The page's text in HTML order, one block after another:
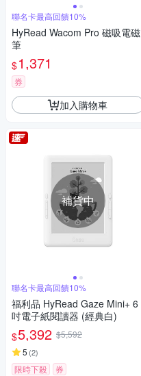
聯名卡最高回饋10%
HyRead Wacom Pro 磁吸電磁
筆
$1,371
券
加入購物車
補貨中
聯名卡最高回饋10%
福利品 HyRead Gaze Mini+ 6
吋電子紙閱讀器 (經典白)
$5,392 $5,592
5 (2)
限時下殺 券